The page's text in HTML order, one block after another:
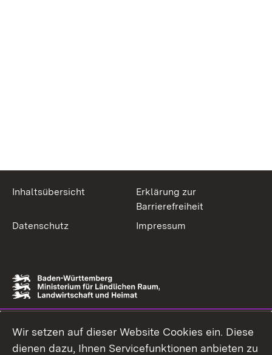
Inhaltsübersicht
Erklärung zur
Barrierefreiheit
Datenschutz
Impressum
Wir setzen auf dieser Website Cookies ein. Diese
dienen dazu, Ihnen Servicefunktionen anbieten zu